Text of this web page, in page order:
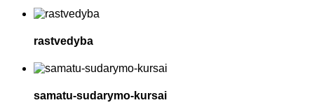
rastvedyba
samatu-sudarymo-kursai